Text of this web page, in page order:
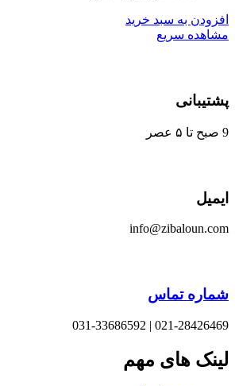
به سبد خرید
سریع
تماس
021-28426469 | 031-
های مهم